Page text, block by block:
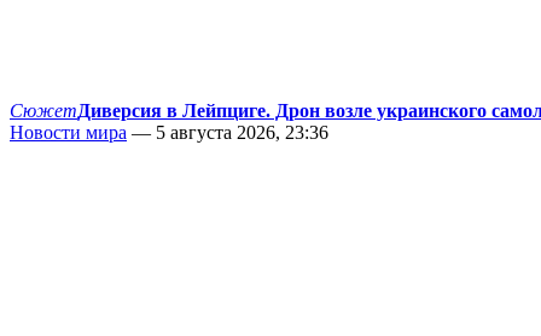
СюжетДиверсия в Лейпциге. Дрон возле украинского
Новости мира — 5 августа 2026, 23:36